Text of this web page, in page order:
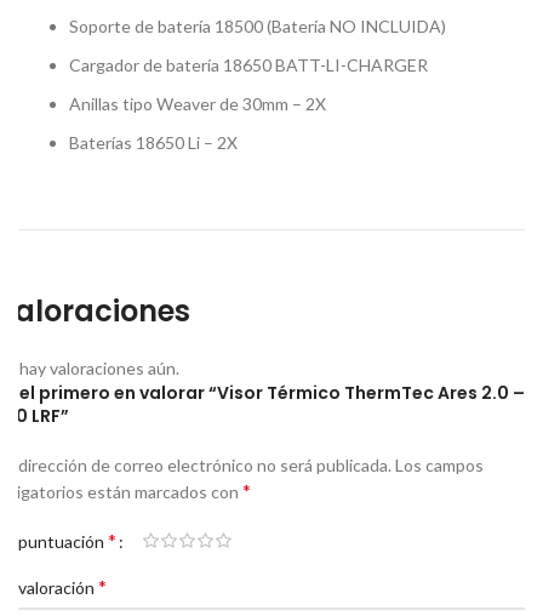
Soporte de batería 18500 (Batería NO INCLUIDA)
Cargador de batería 18650 BATT-LI-CHARGER
Anillas tipo Weaver de 30mm – 2X
Baterías 18650 Li – 2X
hay valoraciones aún.
el primero en valorar “Visor Térmico ThermTec Ares 2.0 –
LRF”
dirección de correo electrónico no será publicada.Los campos
están marcados con *
puntuación *
valoración *